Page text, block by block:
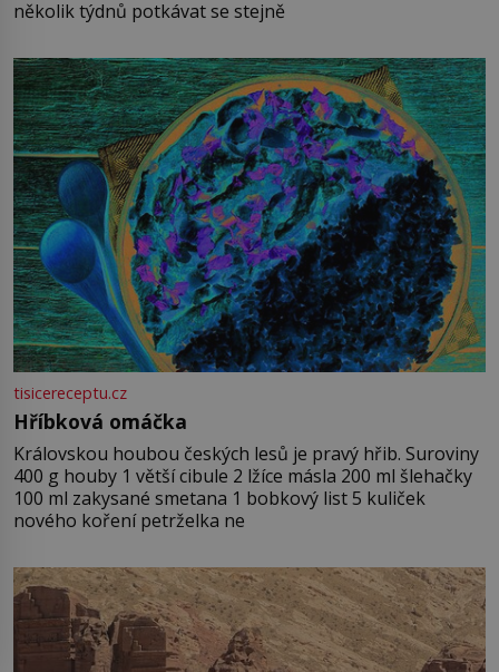
několik týdnů potkávat se stejně
tisicereceptu.cz
Hříbková omáčka
Královskou houbou českých lesů je pravý hřib. Suroviny
400 g houby 1 větší cibule 2 lžíce másla 200 ml šlehačky
100 ml zakysané smetana 1 bobkový list 5 kuliček
nového koření petrželka ne